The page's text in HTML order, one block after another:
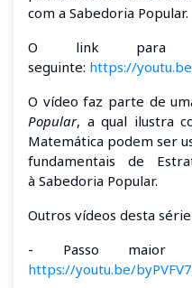
com a Sabedoria Popular.
O link
seguinte: https://
O vídeo faz parte de
Popular, a qual ilustra
Matemática podem ser
fundamentais de E
à Sabedoria Popular.
Outros vídeos desta
- Passo maior
https://youtu.be/